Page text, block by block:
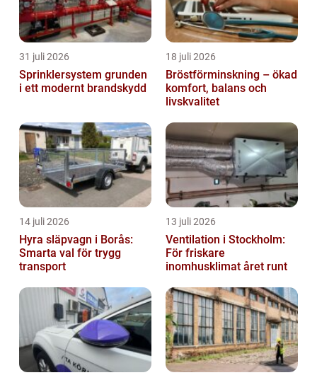
31 juli 2026
Sprinklersystem grunden
i ett modernt brandskydd
18 juli 2026
Bröstförminskning – ökad
komfort, balans och
livskvalitet
14 juli 2026
Hyra släpvagn i Borås:
Smarta val för trygg
transport
13 juli 2026
Ventilation i Stockholm:
För friskare
inomhusklimat året runt